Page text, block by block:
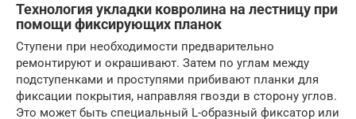
Технология укладки ковролина на лестницу при
помощи фиксирующих планок
Ступени при необходимости предварительно
ремонтируют и окрашивают. Затем по углам между
подступенками и проступями прибивают планки для
фиксации покрытия, направляя гвозди в сторону углов.
Это может быть специальный L-образный фиксатор или